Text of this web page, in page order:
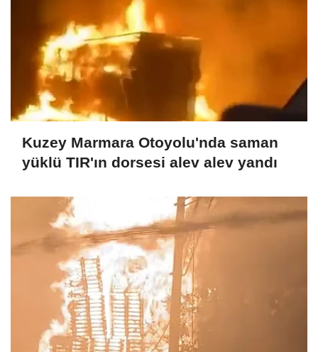
Kuzey Marmara Otoyolu'nda saman
yüklü TIR'ın dorsesi alev alev yandı